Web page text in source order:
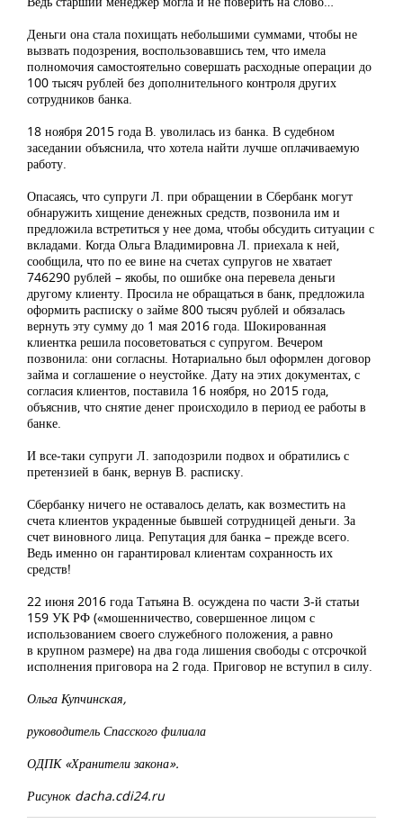
Деньги она стала похищать небольшими суммами, чтобы не
вызвать подозрения, воспользовавшись тем, что имела
полномочия самостоятельно совершать расходные операции до
100 тысяч рублей без дополнительного контроля других
сотрудников банка.
18 ноября 2015 года В. уволилась из банка. В судебном
заседании объяснила, что хотела найти лучше оплачиваемую
работу.
Опасаясь, что супруги Л. при обращении в Сбербанк могут
обнаружить хищение денежных средств, позвонила им и
предложила встретиться у нее дома, чтобы обсудить ситуации с
вкладами. Когда Ольга Владимировна Л. приехала к ней,
сообщила, что по ее вине на счетах супругов не хватает
746290 рублей – якобы, по ошибке она перевела деньги
другому клиенту. Просила не обращаться в банк, предложила
оформить расписку о займе 800 тысяч рублей и обязалась
вернуть эту сумму до 1 мая 2016 года. Шокированная
клиентка решила посоветоваться с супругом. Вечером
позвонила: они согласны. Нотариально был оформлен договор
займа и соглашение о неустойке. Дату на этих документах, с
согласия клиентов, поставила 16 ноября, но 2015 года,
объяснив, что снятие денег происходило в период ее работы в
банке.
И все-таки супруги Л. заподозрили подвох и обратились с
претензией в банк, вернув В. расписку.
Сбербанку ничего не оставалось делать, как возместить на
счета клиентов украденные бывшей сотрудницей деньги. За
счет виновного лица. Репутация для банка – прежде всего.
Ведь именно он гарантировал клиентам сохранность их
средств!
22 июня 2016 года Татьяна В. осуждена по части 3-й статьи
159 УК РФ («мошенничество, совершенное лицом с
использованием своего служебного положения, а равно
в крупном размере) на два года лишения свободы с отсрочкой
исполнения приговора на 2 года. Приговор не вступил в силу.
Ольга Купчинская,
руководитель Спасского филиала
ОДПК «Хранители закона».
Рисунок dacha.cdi24.ru